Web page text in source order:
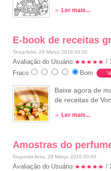
Ler mais...
E-book de receitas
Terça-feira, 29 Março 2016 00:00
Avaliação do Usuário:
/
Fraco
Bom
Baixe agora de
de receitas de
Ler mais...
Amostras do
Segunda-feira, 28 Março 2016 00:00
Avaliação do Usuário:
/